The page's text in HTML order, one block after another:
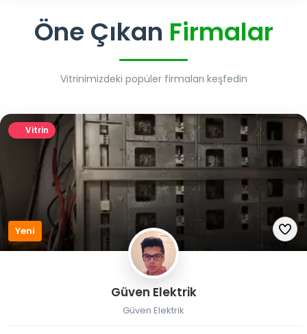
Öne Çıkan Firmalar
Vitrinimizdeki popüler firmaları keşfedin
Vitrin
Yeni
Güven Elektrik
Güven Elektrik